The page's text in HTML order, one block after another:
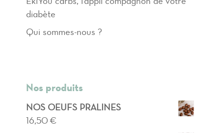
diabète
Qui sommes-nous ?
Nos produits
NOS OEUFS PRALINES
16,50€